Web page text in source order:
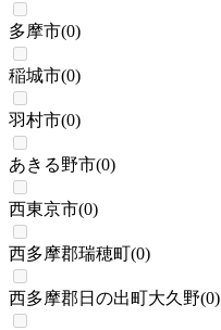
多摩市(0)
稲城市(0)
羽村市(0)
あきる野市(0)
西東京市(0)
西多摩郡瑞穂町(0)
西多摩郡日の出町大久野(0)